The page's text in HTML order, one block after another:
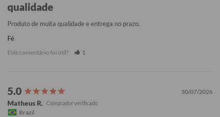
qualidade
Produto de muita qualidade e entrega no prazo.
Fé
Este comentário foi útil? 1
30/07/2026
Matheus R.
Brazil